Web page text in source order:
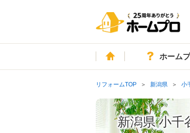
ホームホーム
リフォームTOP 新潟県 小
新潟県 小千